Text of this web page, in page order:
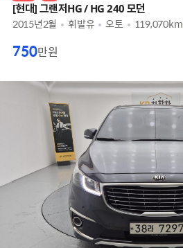
[현대] 그랜저HG / HG 240 모던
2015년2월 휘발유 오토 119,070km
750만원